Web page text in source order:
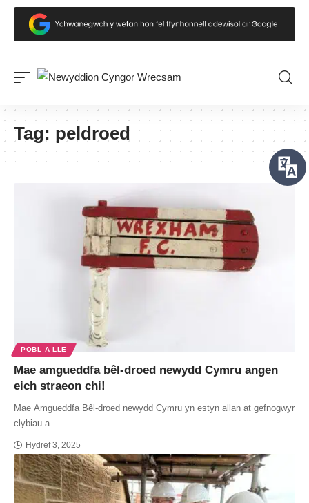
Tag: peldroed
POBL A LLE
Mae amgueddfa bêl-droed newydd Cymru angen
eich straeon chi!
Mae Amgueddfa Bêl-droed newydd Cymru yn estyn allan at gefnogwyr
clybiau a…
Hydref 3, 2025